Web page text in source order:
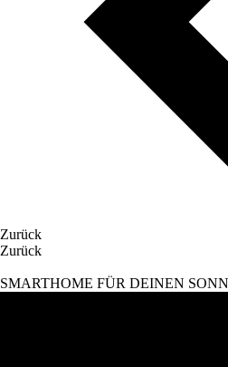
Zurück
Zurück
SMARTHOME FÜR DEINEN